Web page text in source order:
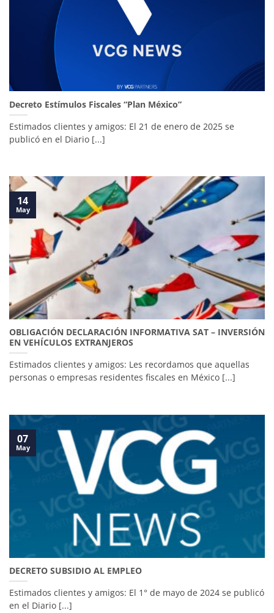
Decreto Estímulos Fiscales “Plan México”
Estimados clientes y amigos: El 21 de enero de 2025 se
publicó en el Diario [...]
OBLIGACIÓN DECLARACIÓN INFORMATIVA SAT – INVERSIÓN
EN VEHÍCULOS EXTRANJEROS
Estimados clientes y amigos: Les recordamos que aquellas
personas o empresas residentes fiscales en México [...]
14
May
DECRETO SUBSIDIO AL EMPLEO
Estimados clientes y amigos: El 1° de mayo de 2024 se publicó
en el Diario [...]
07
May